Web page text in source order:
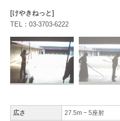
[けやきねっと]
TEL：03-3703-6222
広さ 27.5m − 5座射